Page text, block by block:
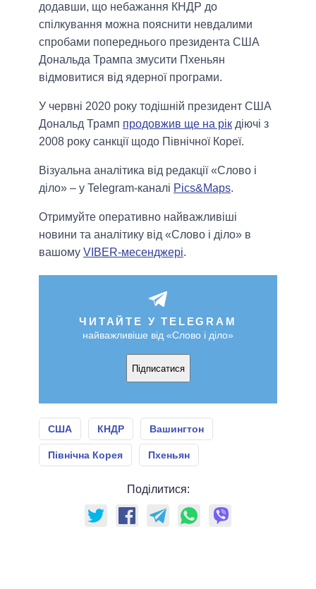
додавши, що небажання КНДР до
спілкування можна пояснити невдалими
спробами попереднього президента США
Дональда Трампа змусити Пхеньян
відмовитися від ядерної програми.
У червні 2020 року тодішній президент США
Дональд Трамп продовжив ще на рік діючі з
2008 року санкції щодо Північної Кореї.
Візуальна аналітика від редакції «Слово і
діло» – у Telegram-каналі Pics&Maps.
Отримуйте оперативно найважливіші
новини та аналітику від «Слово і діло» в
вашому VIBER-месенджері.
ЧИТАЙТЕ У TELEGRAM
найважливіше від «Слово і діло»
Підписатися
США КНДР Вашингтон
Північна Корея Пхеньян
Поділитися: